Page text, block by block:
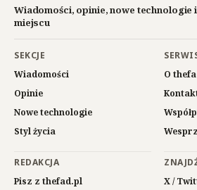
Wiadomości, opinie, nowe technologie
miejscu
SEKCJE
Wiadomości
Opinie
Nowe technologie
Styl życia
O
REDAKCJA
Pisz z thefad.pl
X /